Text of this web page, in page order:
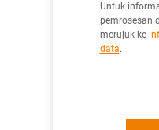
Untuk
pemrosesan
merujuk ke
data.